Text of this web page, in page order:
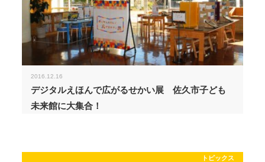
2016.12.16
デジタルえほんで広がるせかい展 佐久市子ども
未来館に大集合！
トピックス